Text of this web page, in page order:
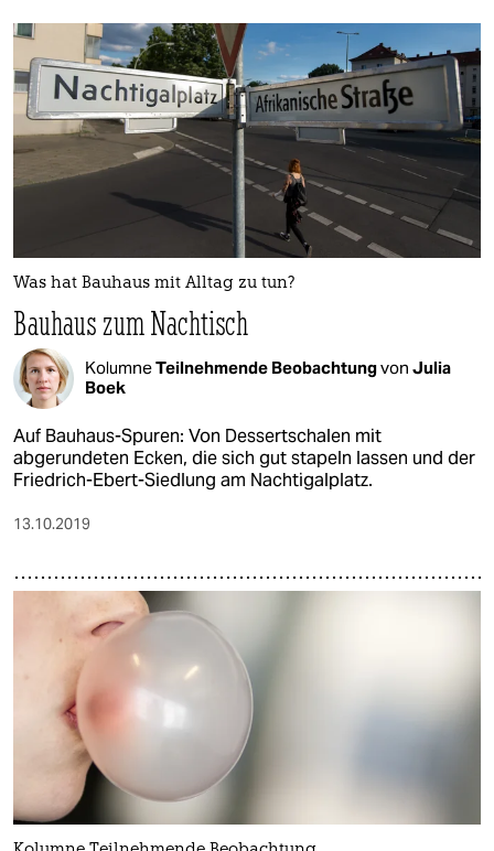
Was hat Bauhaus mit Alltag zu tun?
Bauhaus zum Nachtisch
KolumneTeilnehmende Beobachtungvon Julia
Boek
Auf Bauhaus-Spuren: Von Dessertschalen mit
abgerundeten Ecken, die sich gut stapeln lassen und der
Friedrich-Ebert-Siedlung am Nachtigalplatz.
13.10.2019